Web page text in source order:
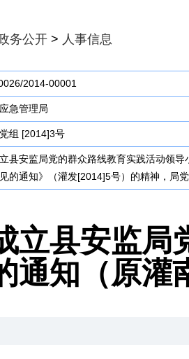
务公开 > 人事信息
2014-00001
急管理局
组 [2014]3号
县安监局党的群众路线教育实践活动领导
的通知》（灌发[2014]5号）的精神 ， 局
立县安监局
通知（原灌